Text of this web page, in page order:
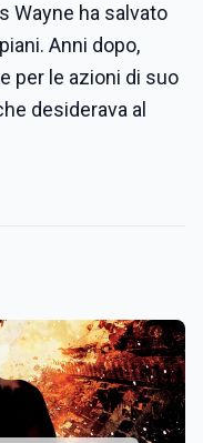
Wayne ha salvato
Anni dopo,
per le azioni di suo
desiderava al